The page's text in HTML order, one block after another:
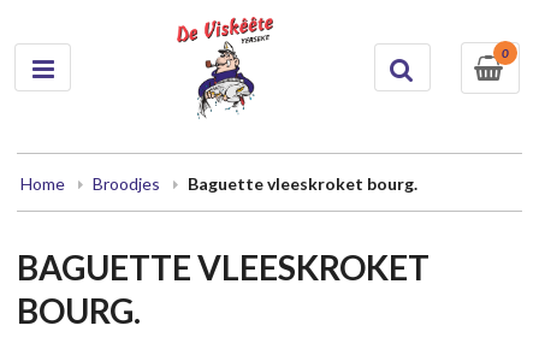
0
Home Broodjes Baguette vleeskroket bourg.
BAGUETTE VLEESKROKET
BOURG.